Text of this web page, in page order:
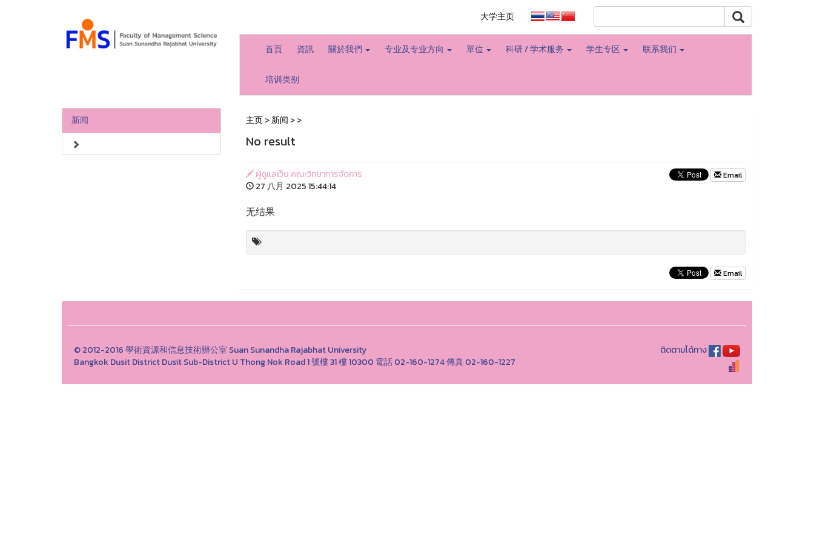
大学主页
首頁 資訊 關於我們 专业及专业方向 單位 科研 / 学术服务 学生专区 联系我们
培训类别
新闻 主页>新闻 >>
No result
ผู้ดูแลเว็บ คณะวิทยาการจัดการ
27 八月 2025 15:44:14
Email
无结果
Email
© 2012-2016 學術資源和信息技術辦公室 Suan Sunandha Rajabhat University
Bangkok Dusit District Dusit Sub-District U Thong Nok Road 1 號樓 31 樓 10300 電話 02-160-1274 傳真 02-160-1227
ติดตามได้ทาง